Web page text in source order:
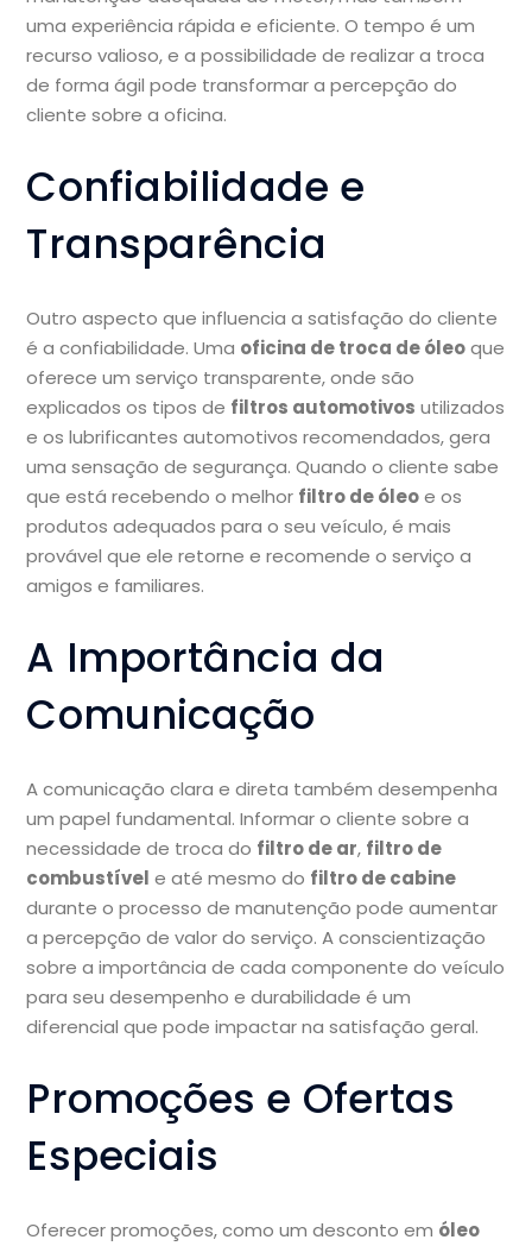
uma experiência rápida e eficiente. O tempo é um
recurso valioso, e a possibilidade de realizar a troca
de forma ágil pode transformar a percepção do
cliente sobre a oficina.
Confiabilidade e
Transparência
Outro aspecto que influencia a satisfação do cliente
é a confiabilidade. Uma oficina de troca de óleoque
oferece um serviço transparente, onde são
explicados os tipos de filtros automotivos utilizados
e os lubrificantes automotivos recomendados, gera
uma sensação de segurança. Quando o cliente sabe
que está recebendo o melhor filtro de óleoe os
produtos adequados para o seu veículo, é mais
provável que ele retorne e recomende o serviço a
amigos e familiares.
A Importância da
Comunicação
A comunicação clara e direta também desempenha
um papel fundamental. Informar o cliente sobre a
necessidade de troca do filtro de ar, filtro de
combustível e até mesmo do filtro de cabine
durante o processo de manutenção pode aumentar
a percepção de valor do serviço. A conscientização
sobre a importância de cada componente do veículo
para seu desempenho e durabilidade é um
diferencial que pode impactar na satisfação geral.
Promoções e Ofertas
Especiais
Oferecer promoções, como um desconto em óleo